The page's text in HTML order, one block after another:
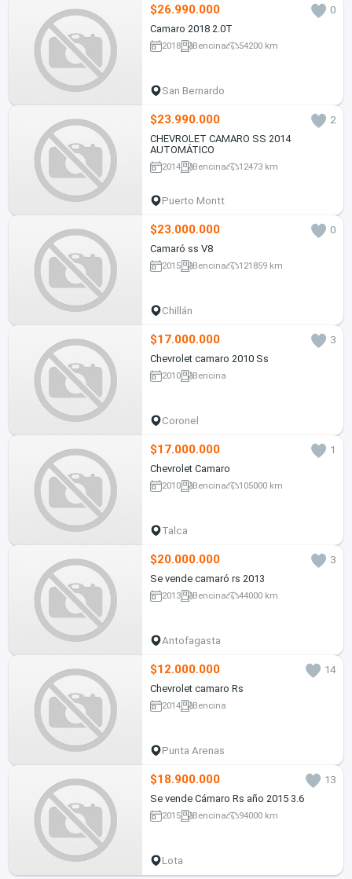
$26.990.000
0
Camaro 2018 2.0T
2018 Bencina 54200 km
San Bernardo
$23.990.000
2
CHEVROLET CAMARO SS 2014
AUTOMÁTICO
2014 Bencina 12473 km
Puerto Montt
$23.000.000
0
Camaró ss V8
2015 Bencina 121859 km
Chillán
$17.000.000
3
Chevrolet camaro 2010 Ss
2010 Bencina
Coronel
$17.000.000
1
Chevrolet Camaro
2010 Bencina 105000 km
Talca
$20.000.000
3
Se vende camaró rs 2013
2013 Bencina 44000 km
Antofagasta
$12.000.000
14
Chevrolet camaro Rs
2014 Bencina
Punta Arenas
$18.900.000
13
Se vende Cámaro Rs año 2015 3.6
2015 Bencina 94000 km
Lota